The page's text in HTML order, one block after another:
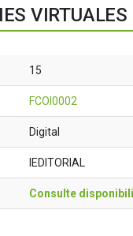
VIRTUALES
15
FCOI0002
Digital
IEDITORIAL
Consulte